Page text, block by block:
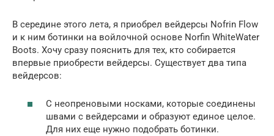
В середине этого лета, я приобрел вейдерсы Nofrin Flow
и к ним ботинки на войлочной основе Norfin WhiteWater
Boots. Хочу сразу пояснить для тех, кто собирается
впервые приобрести вейдерсы. Существует два типа
вейдерсов:
С неопреновыми носками, которые соединены
швами с вейдерсами и образуют единое целое.
Для них еще нужно подобрать ботинки.